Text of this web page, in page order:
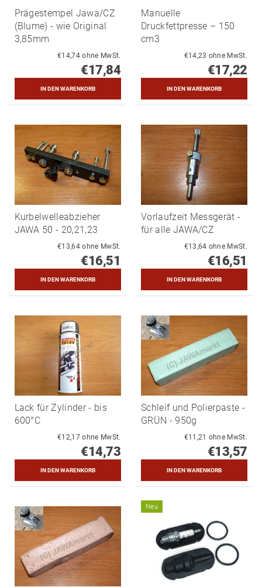
Prägestempel Jawa/CZ
(Blume) - wie Original
3,85mm
€14,74 ohne MwSt.
€17,84
Manuelle
Druckfettpresse – 150
cm3
€14,23 ohne MwSt.
€17,22
Kurbelwelleabzieher
JAWA 50 - 20,21,23
€13,64 ohne MwSt.
€16,51
Vorlaufzeit Messgerät -
für alle JAWA/CZ
€13,64 ohne MwSt.
€16,51
Lack für Zylinder - bis
600°C
€12,17 ohne MwSt.
€14,73
Schleif und Polierpaste -
GRÜN - 950g
€11,21 ohne MwSt.
€13,57
Neu